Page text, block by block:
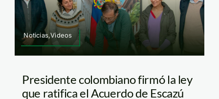
Noticias,Videos
Presidente colombiano firmó la ley
que ratifica el Acuerdo de Escazú